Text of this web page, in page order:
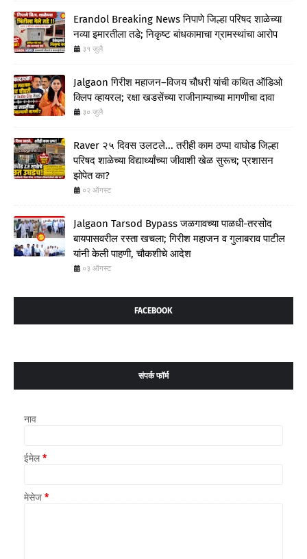
Erandol Breaking News निपाणे जिल्हा परिषद शाळेच्या
नव्या इमारतीला तडे; निकृष्ट बांधकामाचा ग्रामस्थांचा आरोप
३१ जुलै
Jalgaon गिरीश महाजन–विजय चौधरी यांची कथित ऑडिओ
क्लिप व्हायरल; रक्षा खडसेंच्या राजीनाम्याच्या मागणीचा दावा
३० जुलै
Raver २५ दिवस उलटले... तरीही काम ठप्प! वाघोड जिल्हा
परिषद शाळेच्या विद्यार्थ्यांच्या जीवाशी खेळ सुरूच; प्रशासन
झोपेत का?
०२ ऑगस्ट
Jalgaon Tarsod Bypass जळगावच्या पाळधी-तरसोद
बायपासवरील रस्ता खचला; गिरीश महाजन व गुलाबराव पाटील
यांनी केली पाहणी, चौकशीचे आदेश
०३ ऑगस्ट
FACEBOOK
संपर्क फॉर्म
नाव
ईमेल*
मेसेज *